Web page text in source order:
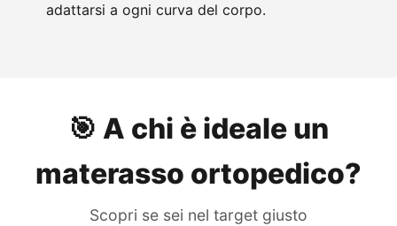
adattarsi a ogni curva del corpo.
🎯 A chi è ideale un
materasso ortopedico?
Scopri se sei nel target giusto